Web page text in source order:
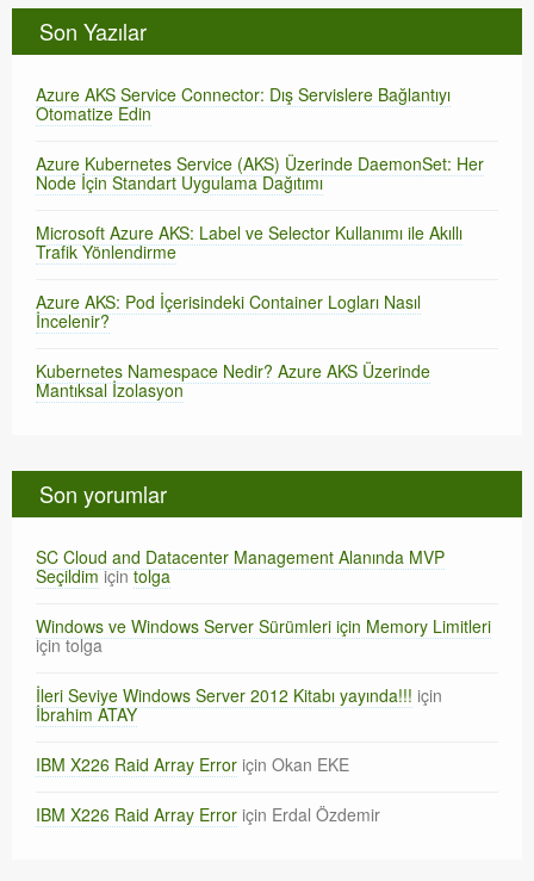
Son Yazılar
Azure AKS Service Connector: Dış Servislere Bağlantıyı
Otomatize Edin
Azure Kubernetes Service (AKS) Üzerinde DaemonSet: Her
Node İçin Standart Uygulama Dağıtımı
Microsoft Azure AKS: Label ve Selector Kullanımı ile Akıllı
Trafik Yönlendirme
Azure AKS: Pod İçerisindeki Container Logları Nasıl
İncelenir?
Kubernetes Namespace Nedir? Azure AKS Üzerinde
Mantıksal İzolasyon
Son yorumlar
SC Cloud and Datacenter Management Alanında MVP
Seçildimiçintolga
Windows ve Windows Server Sürümleri için Memory Limitleri
içintolga
İleri Seviye Windows Server 2012 Kitabı yayında!!! için
İbrahim ATAY
IBM X226 Raid Array Error için Okan EKE
IBM X226 Raid Array Error için Erdal Özdemir